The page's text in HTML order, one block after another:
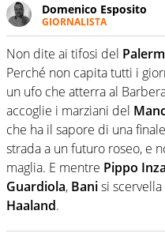
Domenico Esposito
GIORNALISTA
Da vent’anni in
in tutte le sue
calcio e per la sfera di
serissima, guai a dirgli
Non dite ai tifosi del
Perché non capita tutti i
un ufo che atterra al
accoglie i marziani del
che ha il sapore di una
strada a un futuro roseo, e
maglia. E mentre Pippo
Guardiola, Banisi
Haaland.